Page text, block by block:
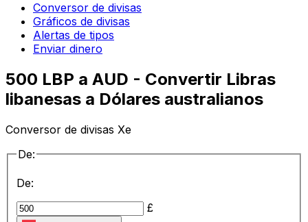
Conversor de divisas
Gráficos de divisas
Alertas de tipos
Enviar dinero
500 LBP a AUD - Convertir Libras
libanesas a Dólares australianos
Conversor de divisas Xe
De:
De:
£